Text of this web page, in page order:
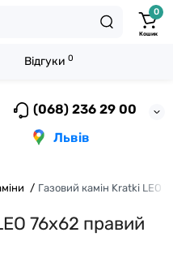
(068) 236 29 00
Львів
0
Кошик
Газовий камін Kratki LEO
76х62 правий
Відгуки 0